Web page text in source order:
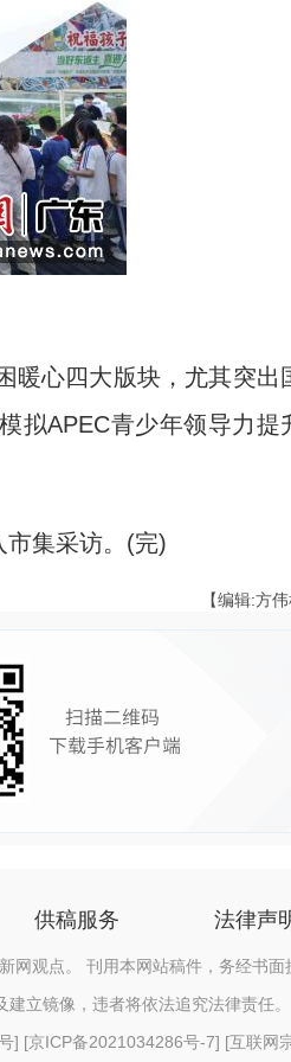
心四大版块，尤其突出
拟APEC青少年领导力提
集采访。(完)
【编辑:方
供稿服务 法律声
网观点。 刊用本网站稿件，务经书面
立镜像，违者将依法追究法律责任。
] [京ICP备2021034286号-7] [互联网